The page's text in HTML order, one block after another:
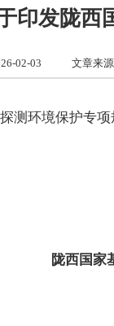
印发陇
02-03 文章来
测环境保护专
陇西国家